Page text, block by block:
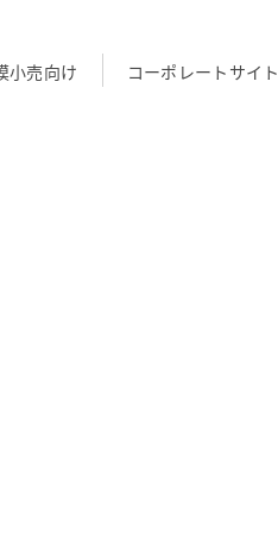
小売向け コーポレートサイト